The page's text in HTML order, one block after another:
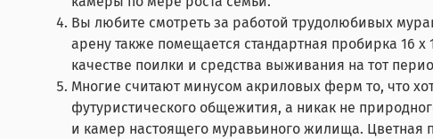
Вы любите смотреть за работой трудолюбивых
арену также помещается стандартная пробирка 16 x
качестве поилки и средства выживания на тот
Многие считают минусом акриловых ферм то, что
футуристического общежития, а никак не
и камер настоящего муравьиного жилища. Цветная